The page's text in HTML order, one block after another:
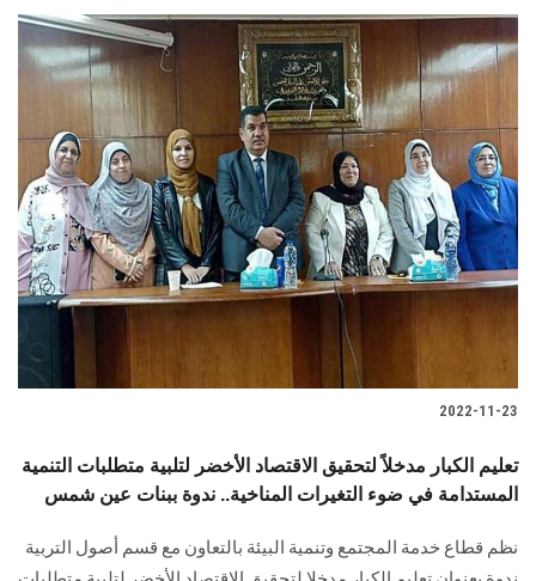
2022-11-23
تعليم الكبار مدخلاً لتحقيق الاقتصاد الأخضر لتلبية متطلبات التنمية
المستدامة في ضوء التغيرات المناخية.. ندوة ببنات عين شمس
نظم قطاع خدمة المجتمع وتنمية البيئة بالتعاون مع قسم أصول التربية